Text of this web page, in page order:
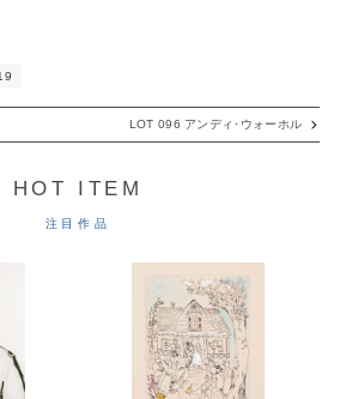
LOT 096 アンディ･ウォーホル
HOT ITEM
注目作品